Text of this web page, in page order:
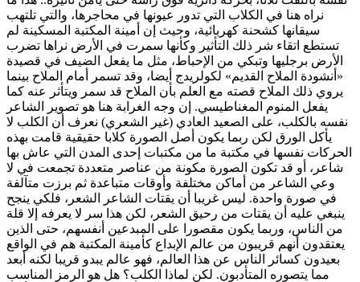
نراه هنا في الكلاب التي تدور عيونها في محاجرها، والتي تلتهب
سيقانها كشحنة كهربائية، وحيث إن أمينة المكتبة المسكينة لم
تستطع اتقاء شر ذلك التأثير وكأنها سمرت في الأرض نراها تضرب
الأرض برجليها وتبكي من الإحباط، مثل ما يفعل الضيف في قصيدة
«أنشودة الملاح القديم» لكولريدج أيضا، وقد تسمر أمام الملاح بينما
يروي ذلك الملاح قصته مع العلم بأن الملاح قد سمر ويتأثر عنه كما
يفعل المنوم المغناطيسي. إن وجه الغرابة هنا هو تصوير الشاعر
نفسه بالكلب، على الصعيد العادي (غير الشعري) نعرف أن الكلب لا
يأكل الورق لكن ربما يكون أصل الصورة كلابا حقيقية قامت بهذه
الحركات نفسها في مكتبة ما من مكتبات إحدى المدن التي عاش بها
شاعر، أو قد تكون الصورة مكونة من عناصر متعددة تجمعت في لا
وعي الشاعر من أماكن مختلفة وأوقات متباعدة ثم برزت متآلفة
في صورة واحدة. ليس غريبا أن يقتات الشاعر الشعر، فلكي ينجح
ينبغي عليه أن يقتات من رحيق الشعر، لكن هذا سر لا يعرفه إلا قلة
من الناس، وربما يكون مقصورا على المبدعين أنفسهم، حتى الذين
يعتقدون أنهم قريبون من عالم الإبداع كأمينة المكتبة هم في الواقع
بعيدون كسائر الناس عن هذا العالم، فهو عالم يبدو قريبا لكنه أبعد
مما يتصوره المتأدبون. لكن لماذا الكلب؟ هل هو الرمز المناسب